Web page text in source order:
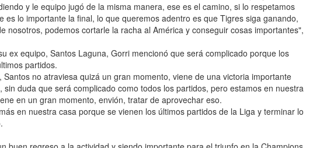
y le equipo jugó de la misma manera, ese es el camino, si lo respetamos
es lo importante la final, lo que queremos adentro es que Tigres siga ganando,
nosotros, podemos cortarle la racha al América y conseguir cosas importantes",
ex equipo, Santos Laguna, Gorri mencionó que será complicado porque los
partidos.
Santos no atraviesa quizá un gran momento, viene de una victoria importante
duda que será complicado como todos los partidos, pero estamos en nuestra
en un gran momento, envión, tratar de aprovechar eso.
en nuestra casa porque se vienen los últimos partidos de la Liga y terminar lo